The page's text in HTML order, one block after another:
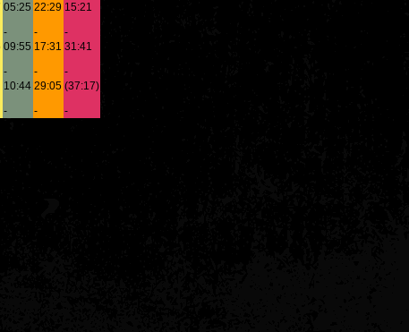
05:25
-
22:29
-
15:21
-
09:55
-
17:31
-
31:41
-
10:44
-
29:05
-
(37:17)
-